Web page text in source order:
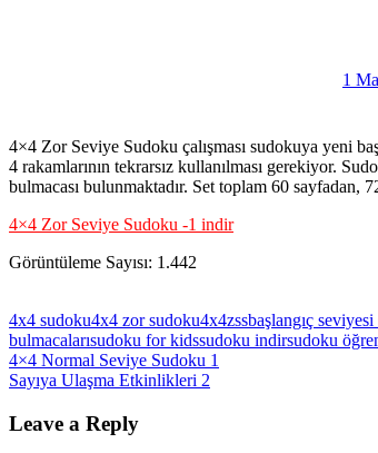
1
4×4 Zor Seviye Sudoku çalışması sudokuya yeni
4 rakamlarının tekrarsız kullanılması gerekiyor.
bulmacası bulunmaktadır. Set toplam 60 sayfadan,
4×4 Zor Seviye Sudoku -1 indir
Görüntüleme Sayısı: 1.442
4x4 sudoku4x4 zor sudoku4x4zssbaşlangıç
bulmacalarısudoku for kidssudoku indirsudoku
Yazı
gezinmesi
Previous
Post:
4×4 Normal Seviye Sudoku 1
Next
Sayıya Ulaşma Etkinlikleri 2
Leave a Reply